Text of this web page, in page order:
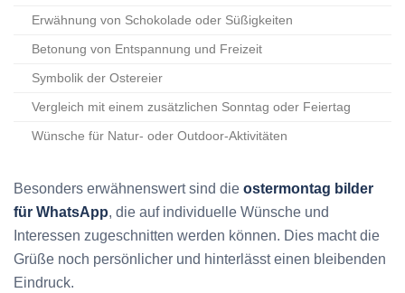
Erwähnung von Schokolade oder Süßigkeiten
Betonung von Entspannung und Freizeit
Symbolik der Ostereier
Vergleich mit einem zusätzlichen Sonntag oder Feiertag
Wünsche für Natur- oder Outdoor-Aktivitäten
Besonders erwähnenswert sind die ostermontag bilder
für WhatsApp, die auf individuelle Wünsche und
Interessen zugeschnitten werden können. Dies macht die
Grüße noch persönlicher und hinterlässt einen bleibenden
Eindruck.